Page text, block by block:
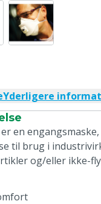
Yderligere
en
til brug i
og/eller ikke-